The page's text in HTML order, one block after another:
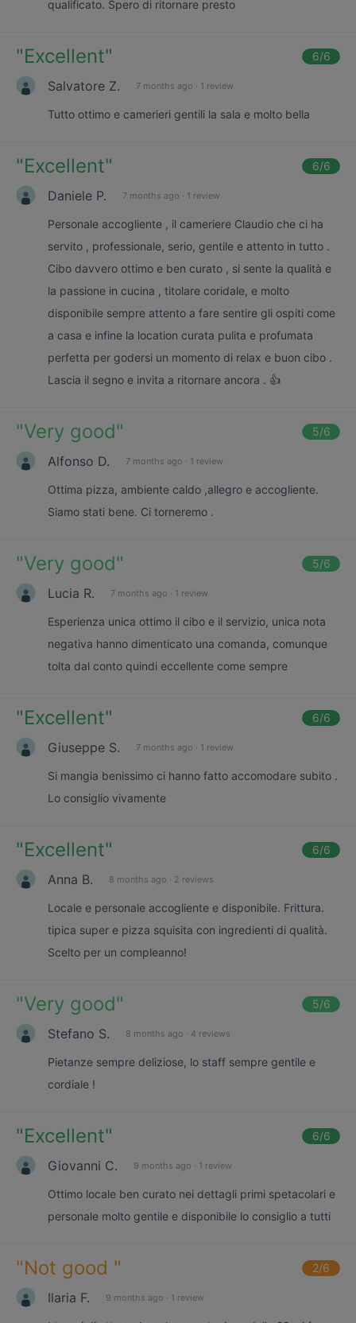
qualificato. Spero di ritornare presto
"Excellent" 6/6
Salvatore Z. 7 months ago · 1 review
Tutto ottimo e camerieri gentili la sala e molto bella
"Excellent" 6/6
Daniele P. 7 months ago · 1 review
Personale accogliente , il cameriere Claudio che ci ha
servito , professionale, serio, gentile e attento in tutto .
Cibo davvero ottimo e ben curato , si sente la qualità e
la passione in cucina , titolare coridale, e molto
disponibile sempre attento a fare sentire gli ospiti come
a casa e infine la location curata pulita e profumata
perfetta per godersi un momento di relax e buon cibo .
Lascia il segno e invita a ritornare ancora . 👍
"Very good" 5/6
Alfonso D. 7 months ago · 1 review
Ottima pizza, ambiente caldo ,allegro e accogliente.
Siamo stati bene. Ci torneremo .
"Very good" 5/6
Lucia R. 7 months ago · 1 review
Esperienza unica ottimo il cibo e il servizio, unica nota
negativa hanno dimenticato una comanda, comunque
tolta dal conto quindi eccellente come sempre
"Excellent" 6/6
Giuseppe S. 7 months ago · 1 review
Si mangia benissimo ci hanno fatto accomodare subito .
Lo consiglio vivamente
"Excellent" 6/6
Anna B. 8 months ago · 2 reviews
Locale e personale accogliente e disponibile. Frittura.
tipica super e pizza squisita con ingredienti di qualità.
Scelto per un compleanno!
"Very good" 5/6
Stefano S. 8 months ago · 4 reviews
Pietanze sempre deliziose, lo staff sempre gentile e
cordiale !
"Excellent" 6/6
Giovanni C. 9 months ago · 1 review
Ottimo locale ben curato nei dettagli primi spetacolari e
personale molto gentile e disponibile lo consiglio a tutti
"Not good " 2/6
Ilaria F. 9 months ago · 1 review